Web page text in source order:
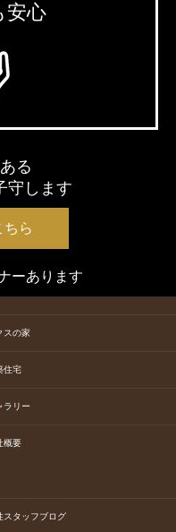
安心
る
守します
ちら
ーあります
スの家
住宅
ラリー
概要
スタッフブログ